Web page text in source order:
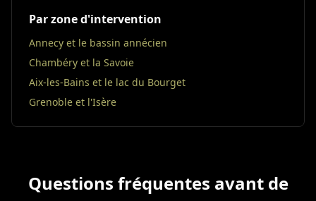
Par zone d'intervention
Annecy et le bassin annécien
Chambéry et la Savoie
Aix-les-Bains et le lac du Bourget
Grenoble et l'Isère
Questions fréquentes avant de